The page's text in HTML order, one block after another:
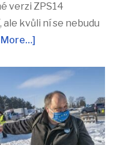
verzi ZPS14
kvůli ní se nebudu
More…]